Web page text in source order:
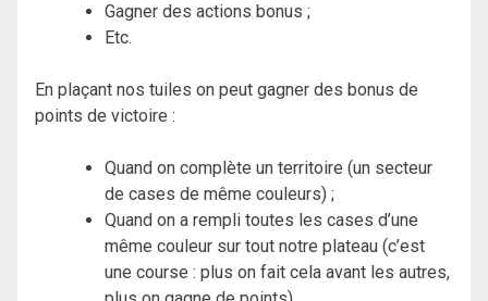
Gagner des actions bonus ;
Etc.
En plaçant nos tuiles on peut gagner des bonus de
points de victoire :
Quand on complète un territoire (un secteur
de cases de même couleurs) ;
Quand on a rempli toutes les cases d’une
même couleur sur tout notre plateau (c’est
une course : plus on fait cela avant les autres,